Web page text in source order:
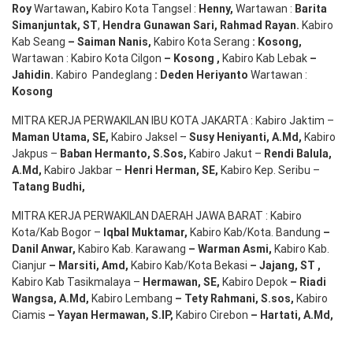
RoyWartawan, Kabiro Kota Tangsel : Henny, Wartawan : Barita
Simanjuntak, ST, Hendra Gunawan Sari, Rahmad Rayan. Kabiro
Kab Seang – Saiman Nanis, Kabiro Kota Serang : Kosong,
Wartawan : Kabiro Kota Cilgon – Kosong , Kabiro Kab Lebak –
Jahidin. Kabiro Pandeglang : Deden Heriyanto Wartawan :
Kosong
MITRA KERJA PERWAKILAN IBU KOTA JAKARTA : Kabiro Jaktim –
Maman Utama, SE, Kabiro Jaksel – Susy Heniyanti, A.Md , Kabiro
Jakpus – Baban Hermanto, S.Sos, Kabiro Jakut – Rendi Balula,
A.Md , Kabiro Jakbar – Henri Herman, SE, Kabiro Kep. Seribu –
Tatang Budhi,
MITRA KERJA PERWAKILAN DAERAH JAWA BARAT : Kabiro
Kota/Kab Bogor – Iqbal Muktamar, Kabiro Kab/Kota. Bandung –
Danil Anwar, Kabiro Kab. Karawang – Warman Asmi, Kabiro Kab.
Cianjur – Marsiti, Amd , Kabiro Kab/Kota Bekasi – Jajang, ST ,
Kabiro Kab Tasikmalaya – Hermawan, SE, Kabiro Depok – Riadi
Wangsa, A.Md , Kabiro Lembang – Tety Rahmani, S.sos, Kabiro
Ciamis – Yayan Hermawan, S.IP, Kabiro Cirebon – Hartati, A.Md ,